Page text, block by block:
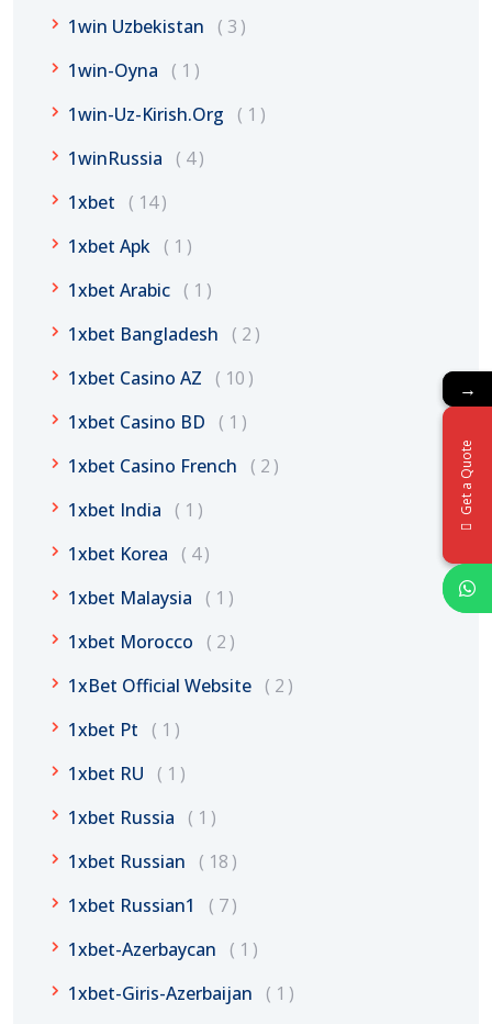
1win Uzbekistan
3
1win-Oyna
1
1win-Uz-Kirish.org
1
1winRussia
4
1xbet
14
1xbet Apk
1
1xbet Arabic
1
1xbet Bangladesh
2
1xbet Casino AZ
10
1xbet Casino BD
1
1xbet Casino French
2
1xbet India
1
1xbet Korea
4
1xbet Malaysia
1
1xbet Morocco
2
1xBet Official Website
2
1xbet Pt
1
1xbet RU
1
1xbet Russia
1
1xbet Russian
18
1xbet Russian1
7
1xbet-Azerbaycan
1
1xbet-Giris-Azerbaijan
1
→
Get a Quote
→
Get a Quote